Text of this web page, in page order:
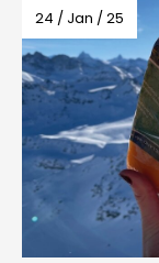
24 / Jan / 25